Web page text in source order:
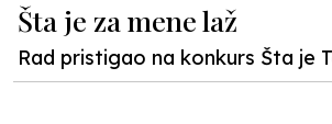
Šta je za mene laž
Rad pristigao na konkurs Šta je